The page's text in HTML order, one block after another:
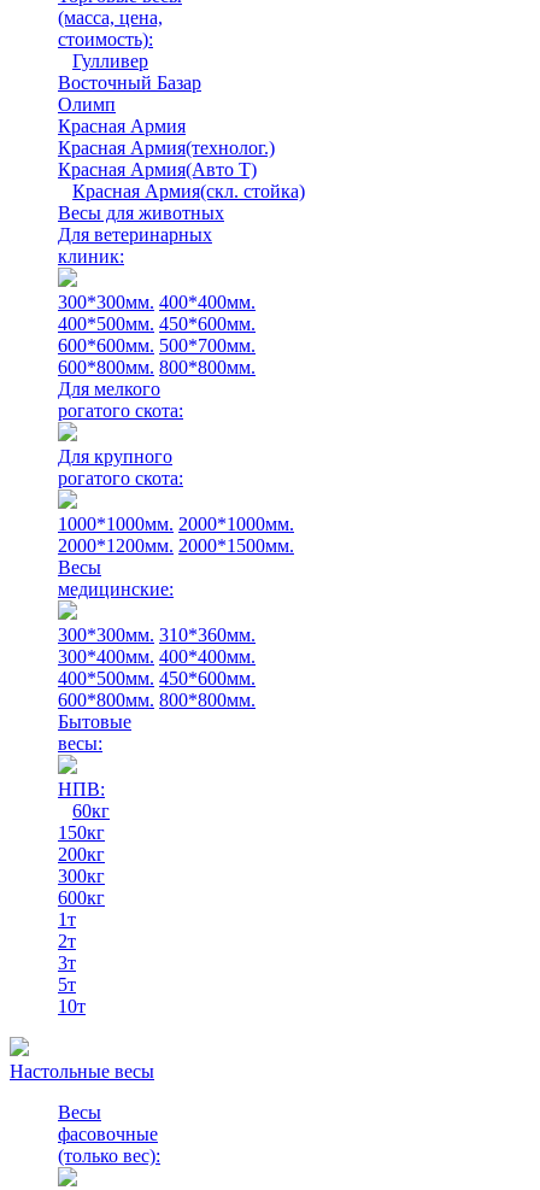
(масса, цена,
стоимость):
Гулливер
Восточный Базар
Олимп
Красная Армия
Красная Армия(технолог.)
Красная Армия(Авто Т)
Красная Армия(скл. стойка)
Весы для животных
Для ветеринарных
клиник:
300*300мм. 400*400мм.
400*500мм. 450*600мм.
600*600мм. 500*700мм.
600*800мм. 800*800мм.
Для мелкого
рогатого скота:
Для крупного
рогатого скота:
1000*1000мм. 2000*1000мм.
2000*1200мм. 2000*1500мм.
Весы
медицинские:
300*300мм. 310*360мм.
300*400мм. 400*400мм.
400*500мм. 450*600мм.
600*800мм. 800*800мм.
Бытовые
весы:
НПВ:
60кг
150кг
200кг
300кг
600кг
1т
2т
3т
5т
10т
Настольные весы
Весы
фасовочные
(только вес):